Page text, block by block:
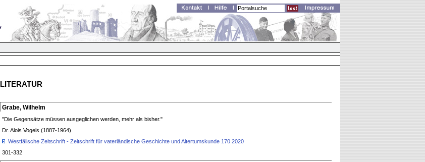
LITERATUR
Grabe, Wilhelm
"Die Gegensätze müssen ausgeglichen werden, mehr als bisher."
Dr. Alois Vogels (1887-1964)
Westfälische Zeitschrift - Zeitschrift für vaterländische Geschichte und Altertumskunde 170 2020
301-332